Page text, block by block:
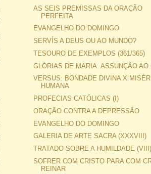
AS SEIS PREMISSAS DA ORAÇÃO
PERFEITA
EVANGELHO DO DOMINGO
SERVÍS A DEUS OU AO MUNDO?
TESOURO DE EXEMPLOS (361/365)
GLÓRIAS DE MARIA: ASSUNÇÃO AO
VERSUS: BONDADE DIVINA X
HUMANA
PROFECIAS CATÓLICAS (I)
ORAÇÃO CONTRA A DEPRESSÃO
EVANGELHO DO DOMINGO
GALERIA DE ARTE SACRA (XXXVIII)
TRATADO SOBRE A HUMILDADE
SOFRER COM CRISTO PARA COM
REINAR